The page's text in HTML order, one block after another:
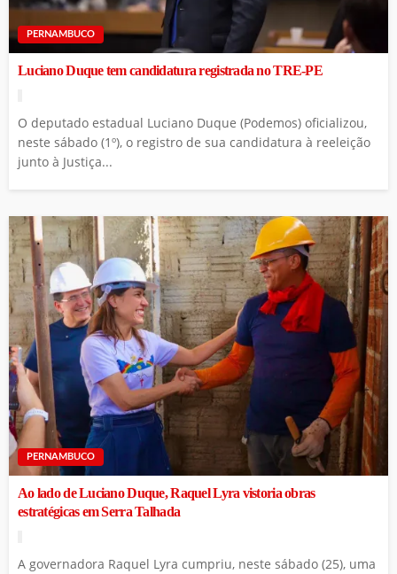
PERNAMBUCO
Luciano Duque tem candidatura registrada no TRE-PE
O deputado estadual Luciano Duque (Podemos) oficializou,
neste sábado (1º), o registro de sua candidatura à reeleição
junto à Justiça...
PERNAMBUCO
Ao lado de Luciano Duque, Raquel Lyra vistoria obras
estratégicas em Serra Talhada
A governadora Raquel Lyra cumpriu, neste sábado (25), uma